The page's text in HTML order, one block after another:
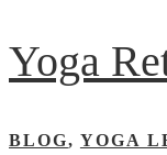
Yoga
BLOG, YOGA